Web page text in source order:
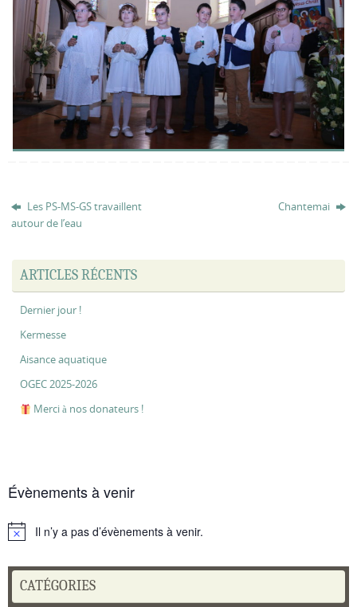
Les PS-MS-GS travaillent
autour de l’eau
Chantemai
ARTICLES RÉCENTS
Dernier jour !
Kermesse
Aisance aquatique
OGEC 2025-2026
Merci à nos donateurs !
Évènements à venir
NoticeIl n’y a pas d’évènements à venir.
CATÉGORIES